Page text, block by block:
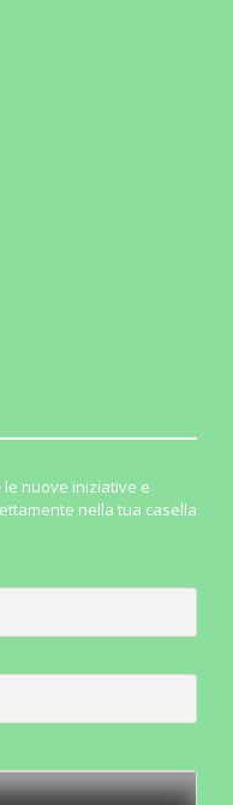
nuove iniziative e
nella tua casella